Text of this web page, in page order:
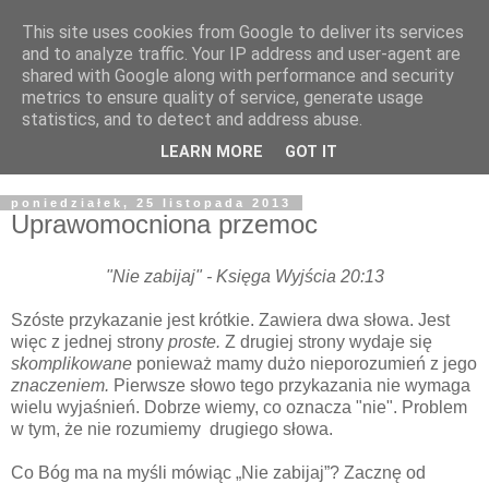
Żyjąc wiarą w REALNYM
świecie
Blog pastora Pawła Bartosika
poniedziałek, 25 listopada 2013
Uprawomocniona przemoc
"Nie zabijaj" - Księga Wyjścia 20:13
Szóste przykazanie jest krótkie. Zawiera dwa słowa. Jest
więc z jednej strony proste. Z drugiej strony wydaje się
skomplikowane ponieważ mamy dużo nieporozumień z jego
znaczeniem. Pierwsze słowo tego przykazania nie wymaga
wielu wyjaśnień. Dobrze wiemy, co oznacza "nie". Problem
w tym, że nie rozumiemy drugiego słowa.
Co Bóg ma na myśli mówiąc „Nie zabijaj”? Zacznę od
This site uses cookies from Google to deliver its services
and to analyze traffic. Your IP address and user-agent are
shared with Google along with performance and security
metrics to ensure quality of service, generate usage
statistics, and to detect and address abuse.
LEARN MORE GOT IT